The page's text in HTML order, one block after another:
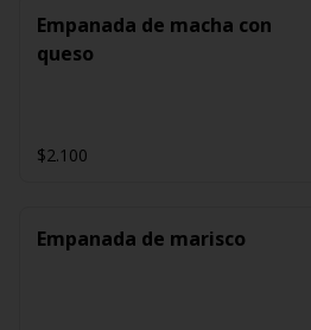
Empanada de macha con
queso
$2.100
Empanada de marisco